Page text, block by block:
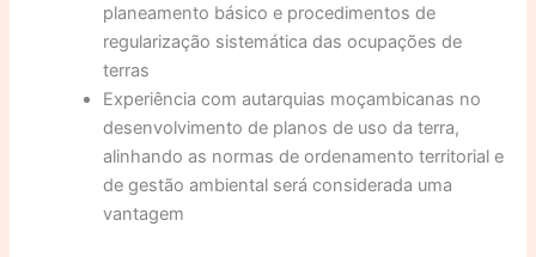
planeamento básico e procedimentos de
regularização sistemática das ocupações de
terras
Experiência com autarquias moçambicanas no
desenvolvimento de planos de uso da terra,
alinhando as normas de ordenamento territorial e
de gestão ambiental será considerada uma
vantagem